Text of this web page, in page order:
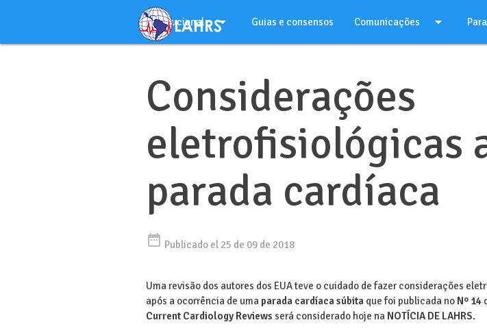
Institucional arrow_drop_down Guias e consensos Comunicações arrow_drop_down
Considerações
eletrofisiológicas
parada cardíaca
date_range Publicado el 25 de 09 de 2018
Uma revisão dos autores dos EUA teve o cuidado de fazer considerações
após a ocorrência de uma parada cardíaca súbitaque foi publicada no Nº 14
Current Cardiology Reviews será considerado hoje na NOTÍCIA DE LAHRS.